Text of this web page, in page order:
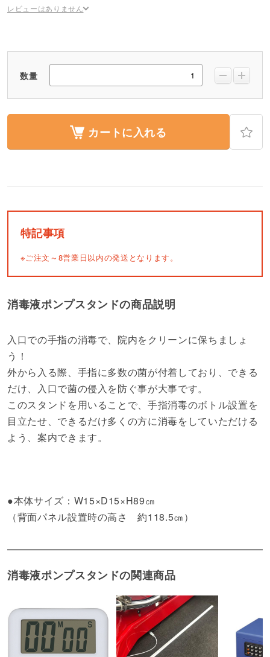
レビューはありません
数量
カートに入れる
特記事項
※ご注文～8営業日以内の発送となります。
消毒液ポンプスタンドの商品説明
入口での手指の消毒で、院内をクリーンに保ちましょ
う！
外から入る際、手指に多数の菌が付着しており、できる
だけ、入口で菌の侵入を防ぐ事が大事です。
このスタンドを用いることで、手指消毒のボトル設置を
目立たせ、できるだけ多くの方に消毒をしていただける
よう、案内できます。
●本体サイズ：W15×D15×H89㎝
（背面パネル設置時の高さ 約118.5㎝）
消毒液ポンプスタンドの関連商品